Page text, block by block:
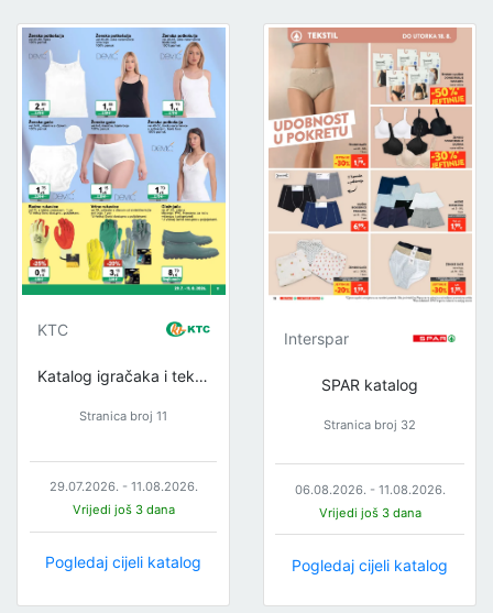
KTC
Katalog igračaka i tekstila
Stranica broj 11
29.07.2026. - 11.08.2026.
Vrijedi još 3 dana
Pogledaj cijeli katalog
Interspar
SPAR katalog
Stranica broj 32
06.08.2026. - 11.08.2026.
Vrijedi još 3 dana
Pogledaj cijeli katalog